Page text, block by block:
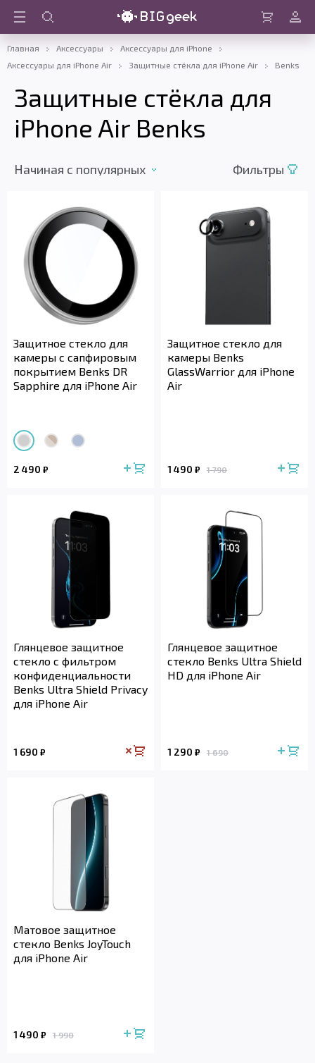
Войти
Главная Аксессуары
Аксессуары для iPhone
Аксессуары для iPhone Air
Защитные стёкла для iPhone Air Benks
Защитные стёкла для
iPhone Air Benks
Начиная c популярных Фильтры
Защитное стекло для
камеры с сапфировым
покрытием Benks DR
Sapphire для iPhone Air
2 490 ₽
Защитное стекло для
камеры Benks
GlassWarrior для iPhone
Air
1 490 ₽ 1 790
Глянцевое защитное
стекло с фильтром
конфиденциальности
Benks Ultra Shield Privacy
для iPhone Air
1 690 ₽
Глянцевое защитное
стекло Benks Ultra Shield
HD для iPhone Air
1 290 ₽ 1 690
Матовое защитное
стекло Benks JoyTouch
для iPhone Air
1 490 ₽ 1 990